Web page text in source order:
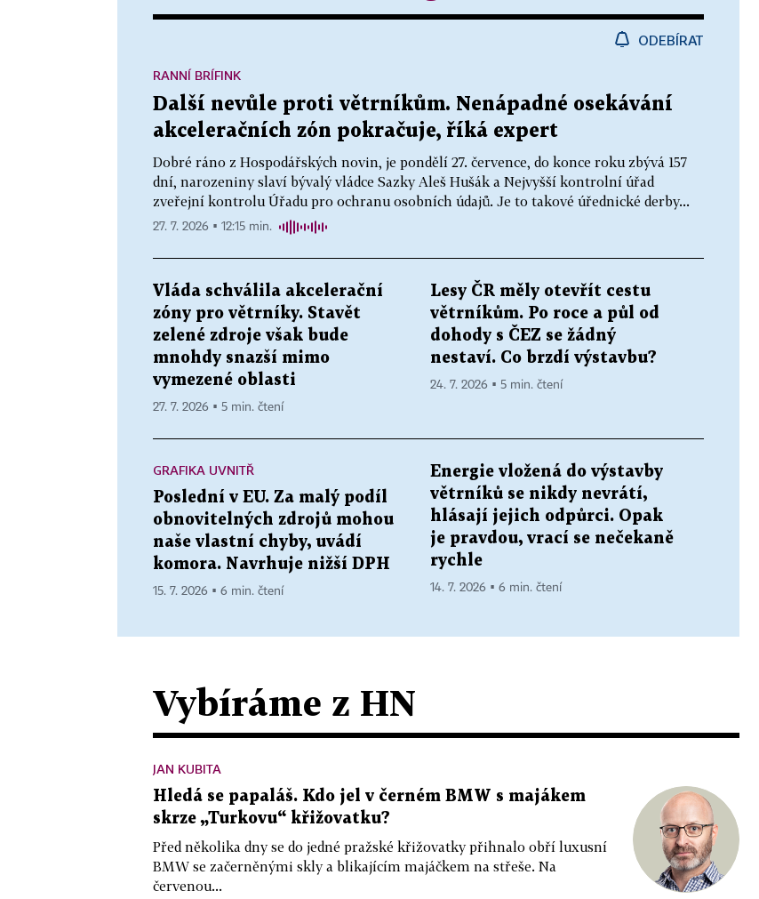
ODEBÍRAT
Další nevůle proti větrníkům. Nenápadné osekávání
akceleračních zón pokračuje, říká expert
Dobré ráno z Hospodářských novin, je pondělí 27. července, do konce roku zbývá 157
dní, narozeniny slaví bývalý vládce Sazky Aleš Hušák a Nejvyšší kontrolní úřad
zveřejní kontrolu Úřadu pro ochranu osobních údajů. Je to takové úřednické derby...
RANNÍ BRÍFINK
27. 7. 2026 ▪ 12:15 min.
Vláda schválila akcelerační
zóny pro větrníky. Stavět
zelené zdroje však bude
mnohdy snazší mimo
vymezené oblasti
27. 7. 2026 ▪ 5 min. čtení
Lesy ČR měly otevřít cestu
větrníkům. Po roce a půl od
dohody s ČEZ se žádný
nestaví. Co brzdí výstavbu?
24. 7. 2026 ▪ 5 min. čtení
GRAFIKA UVNITŘ
Poslední v EU. Za malý podíl
obnovitelných zdrojů mohou
naše vlastní chyby, uvádí
komora. Navrhuje nižší DPH
15. 7. 2026 ▪ 6 min. čtení
Energie vložená do výstavby
větrníků se nikdy nevrátí,
hlásají jejich odpůrci. Opak
je pravdou, vrací se nečekaně
rychle
14. 7. 2026 ▪ 6 min. čtení
Vybíráme z HN
JAN KUBITA
Hledá se papaláš. Kdo jel v černém BMW s majákem
skrze „Turkovu“ křižovatku?
Před několika dny se do jedné pražské křižovatky přihnalo obří luxusní
BMW se začerněnými skly a blikajícím majáčkem na střeše. Na
červenou...